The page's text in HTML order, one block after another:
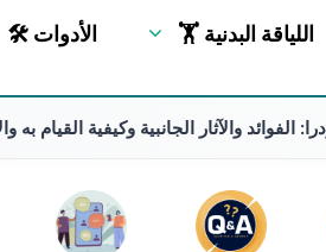
🛠 الأدوات 🏋 اللياقة البدنية
الفوائد والآثار الجانبية وكيفية القيام به